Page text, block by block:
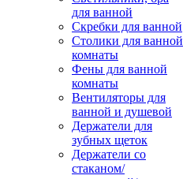
для ванной
Скребки для ванной
Столики для ванной
комнаты
Фены для ванной
комнаты
Вентиляторы для
ванной и душевой
Держатели для
зубных щеток
Держатели со
стаканом/